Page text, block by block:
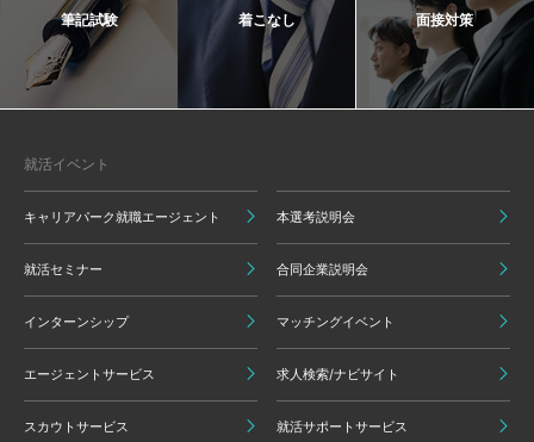
筆記試験 着こなし 面接対策
就活イベント
キャリアパーク就職エージェント 本選考説明会
就活セミナー 合同企業説明会
インターンシップ マッチングイベント
エージェントサービス 求人検索/ナビサイト
スカウトサービス 就活サポートサービス